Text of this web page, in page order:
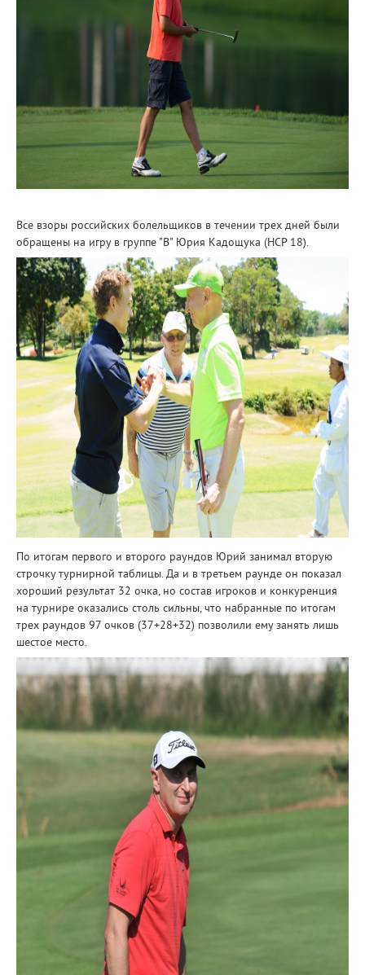
Все взоры российских болельщиков в течении трех дней были
обращены на игру в группе "В" Юрия Кадощука (HCP 18).
По итогам первого и второго раундов Юрий занимал вторую
строчку турнирной таблицы. Да и в третьем раунде он показал
хороший результат 32 очка, но состав игроков и конкуренция
на турнире оказались столь сильны, что набранные по итогам
трех раундов 97 очков (37+28+32) позволили ему занять лишь
шестое место.